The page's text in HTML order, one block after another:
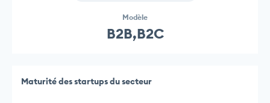
Modèle
B2B,B2C
Maturité des startups du secteur